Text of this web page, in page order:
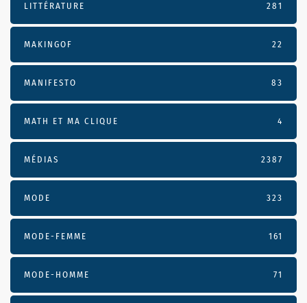
LITTÉRATURE 281
MAKINGOF 22
MANIFESTO 83
MATH ET MA CLIQUE 4
MÉDIAS 2387
MODE 323
MODE-FEMME 161
MODE-HOMME 71